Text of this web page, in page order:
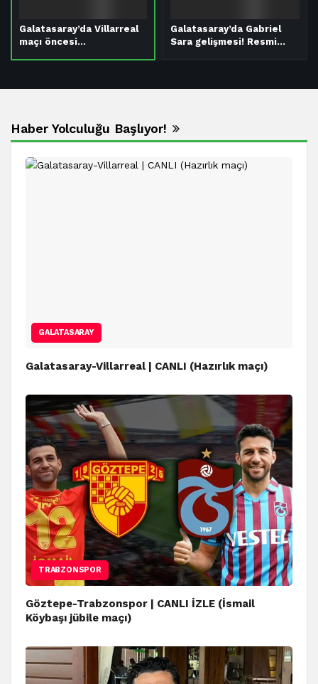
Galatasaray’da Villarreal
maçı öncesi…
Galatasaray’da Gabriel
Sara gelişmesi! Resmi…
Haber Yolculuğu Başlıyor!
GALATASARAY
Galatasaray-Villarreal | CANLI (Hazırlık maçı)
TRABZONSPOR
Göztepe-Trabzonspor | CANLI İZLE (İsmail
Köybaşı jübile maçı)